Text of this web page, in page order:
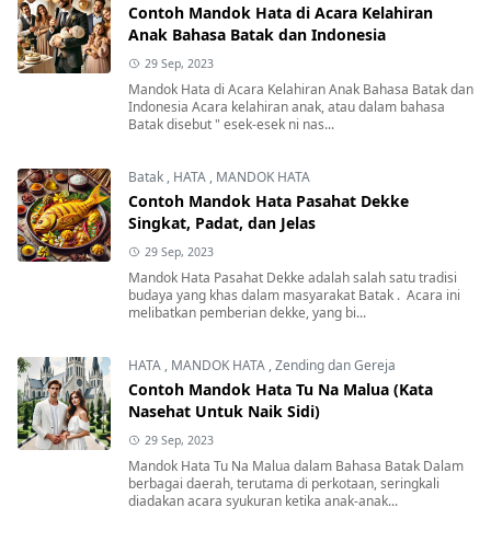
Contoh Mandok Hata di Acara Kelahiran
Anak Bahasa Batak dan Indonesia
29 Sep, 2023
Mandok Hata di Acara Kelahiran Anak Bahasa Batak dan
Indonesia Acara kelahiran anak, atau dalam bahasa
Batak disebut " esek-esek ni nas...
Batak , HATA , MANDOK HATA
Contoh Mandok Hata Pasahat Dekke
Singkat, Padat, dan Jelas
29 Sep, 2023
Mandok Hata Pasahat Dekke adalah salah satu tradisi
budaya yang khas dalam masyarakat Batak . Acara ini
melibatkan pemberian dekke, yang bi...
HATA , MANDOK HATA ,Zending dan Gereja
Contoh Mandok Hata Tu Na Malua (Kata
Nasehat Untuk Naik Sidi)
29 Sep, 2023
Mandok Hata Tu Na Malua dalam Bahasa Batak Dalam
berbagai daerah, terutama di perkotaan, seringkali
diadakan acara syukuran ketika anak-anak...